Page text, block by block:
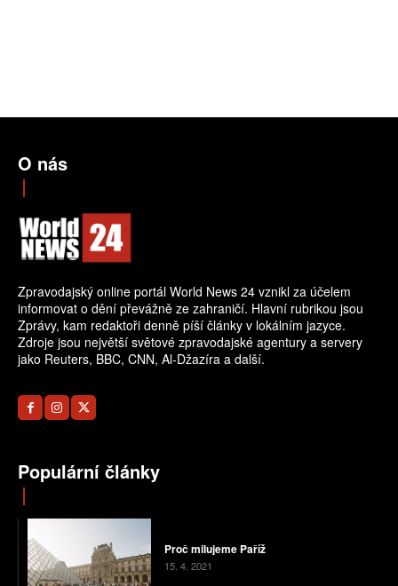
O nás
Zpravodajský online portál World News 24 vznikl za účelem
informovat o dění převážně ze zahraničí. Hlavní rubrikou jsou
Zprávy, kam redaktoři denně píší články v lokálním jazyce.
Zdroje jsou největší světové zpravodajské agentury a servery
jako Reuters, BBC, CNN, Al-Džazíra a další.
Populární články
Proč milujeme Paříž
15. 4. 2021